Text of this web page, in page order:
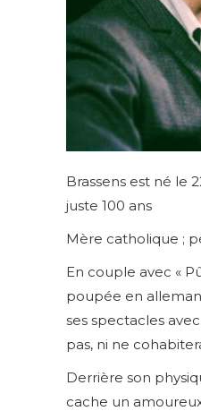
Brassens est né le
juste 100 ans
Mère catholique ;
En couple avec «
poupée en
ses spectacles
pas, ni ne
Derrière son
cache un